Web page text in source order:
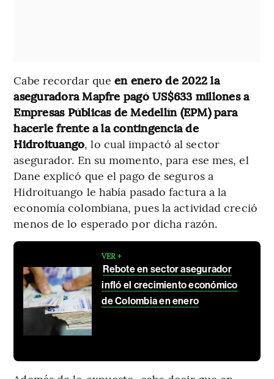
Cabe recordar queen enero de 2022 la
aseguradora Mapfre pagó US$633 millones a
Empresas Públicas de Medellín (EPM) para
hacerle frente a la contingencia de
Hidroituango, lo cual impactó al sector
asegurador. En su momento, para ese mes, el
Dane explicó que el pago de seguros a
Hidroituango le había pasado factura a la
economía colombiana, pues la actividad creció
menos de lo esperado por dicha razón.
VER +
Rebote en sector asegurador
infló el crecimiento económico
de Colombia en enero